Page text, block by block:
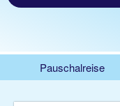
Pauschalreise